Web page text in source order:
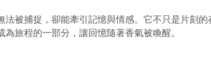
法被捕捉，卻能牽引記憶與情感。它不只是片刻
為旅程的一部分，讓回憶隨著香氣被喚醒。